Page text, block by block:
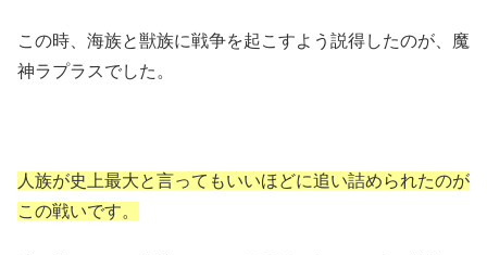
この時、海族と獣族に戦争を起こすよう説得したのが、魔
神ラプラスでした。
人族が史上最大と言ってもいいほどに追い詰められたのが
この戦いです。